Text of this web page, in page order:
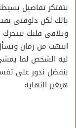
بتفتكر تفاصيل
بالك لكن دلوقتي
وتلاقي قلبك
انتهت من زمان
ليه الشخص لما
بنفضل ندور على
هيغير النهاية